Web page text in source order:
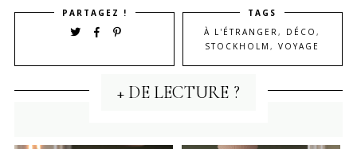
PARTAGEZ !
TAGS
À L'ÉTRANGER, DÉCO,
STOCKHOLM,VOYAGE
+ DE LECTURE ?